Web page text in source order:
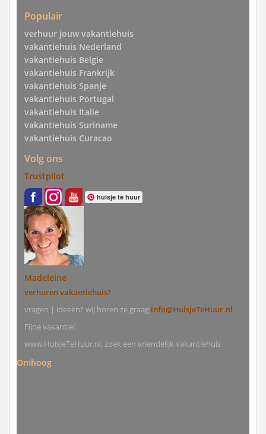
Populair
verhuur jouw vakantiehuis
vakantiehuis Nederland
vakantiehuis Belgie
vakantiehuis Frankrijk
vakantiehuis Spanje
vakantiehuis Portugal
vakantiehuis Italie
vakantiehuis Suriname
vakantiehuis Curacao
Volg ons
Trustpilot
huisje te huur
Madeleine
verhuren vakantiehuis?
vragen | ideeën? wij horen ze graag info@HuisjeTeHuur.nl
Fijne vakantie!
www.HuisjeTeHuur.nl, zoek een vriendelijk vakantiehuis
Omhoog